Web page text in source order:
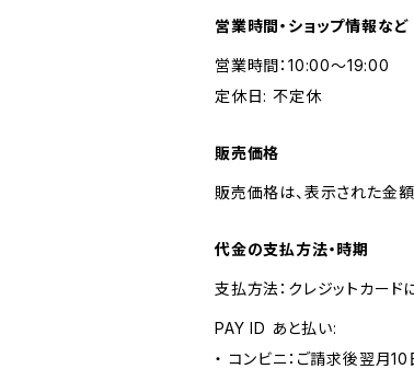
営業時間・ショップ情報など
営業時間：10:00〜19:00
定休日: 不定休
販売価格
販売価格は、表示された金額
代金の支払方法・時期
支払方法：クレジットカー
PAY ID あと払い:
・ コンビニ：ご請求後翌月